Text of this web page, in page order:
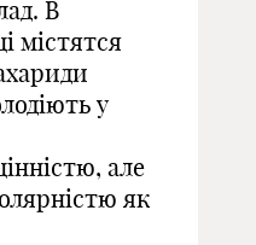
В
містятся
у
але
як